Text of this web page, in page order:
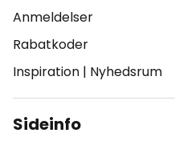
Anmeldelser
Rabatkoder
Inspiration | Nyhedsrum
Sideinfo